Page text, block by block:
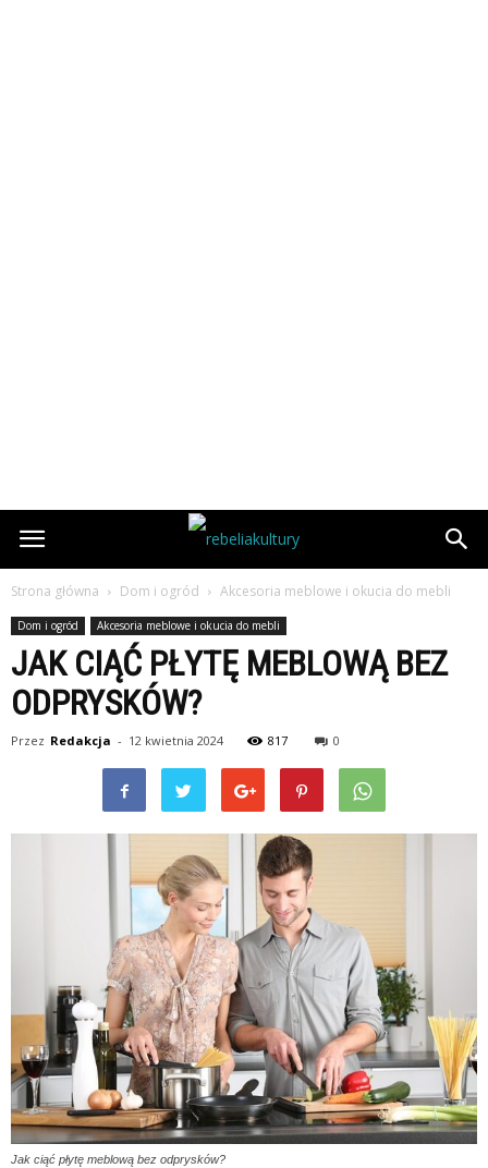
Strona główna Dom i ogród Akcesoria meblowe i okucia do mebli
Dom i ogród Akcesoria meblowe i okucia do mebli
JAK CIĄĆ PŁYTĘ MEBLOWĄ BEZ
ODPRYSKÓW?
Przez Redakcja - 12 kwietnia 2024 817 0
Jak ciąć płytę meblową bez odprysków?